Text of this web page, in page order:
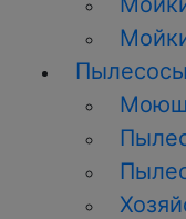
Пылесосы